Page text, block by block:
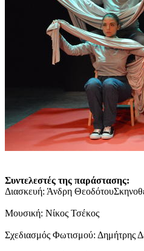
Συντελεστές της παράστασης:
Διασκευή: Άνδρη
Μουσική: Νίκος Τσέκος
Σχεδιασμός Φωτισμού: Δημήτρης